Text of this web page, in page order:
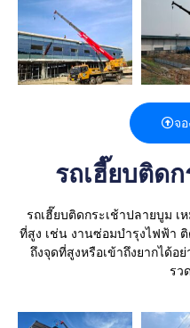
จ
รถเฮี๊ยบติด
รถเฮี๊ยบติดกระเช้าปลายบูม
ที่สูง เช่น งานซ่อมบำรุงไฟฟ้า
ถึงจุดที่สูงหรือเข้าถึงยากได้อ
รว